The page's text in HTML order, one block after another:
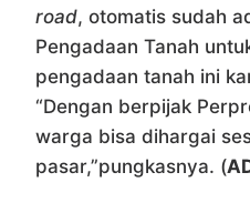
road, otomatis sudah
Pengadaan Tanah
pengadaan tanah ini
“Dengan berpijak
warga bisa dihargai
pasar,”pungkasnya. (